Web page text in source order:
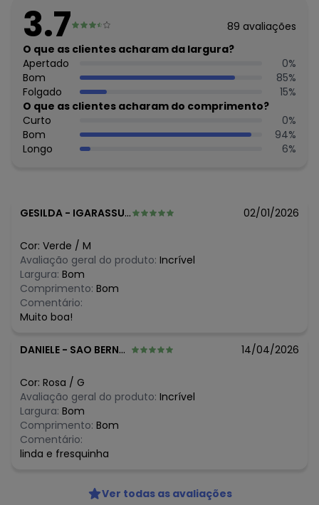
Feito: Brasil
Cuidados para conservação do produto: Temperatura
máxima de lavagem 30C. Não alvejar. Não passar sobre a
estampa.
Tecido: Meia Malha
Composição: Algodão 100%
Histórico de preços
O preço apresentado abaixo é o menor oferecido em
junho/2026 N/D*
abril/2026
março/2026
fevereiro/2026
3.7 89 avaliações
O que as clientes acharam da largura?
Apertado
0%
Bom
85%
Folgado
15%
O que as clientes acharam do comprimento?
Curto
0%
Bom
94%
Longo
6%
GESILDA - IGARASSU - PE 02/01/2026
Cor: Verde / M
Avaliação geral do produto: Incrível
Largura: Bom
Comprimento: Bom
Comentário:
Muito boa!
DANIELE - SAO BERNARDO DO CAMPO - SP 14/04/2026
Cor: Rosa / G
Avaliação geral do produto: Incrível
Largura: Bom
Comprimento: Bom
Comentário:
linda e fresquinha
Ver todas as avaliações